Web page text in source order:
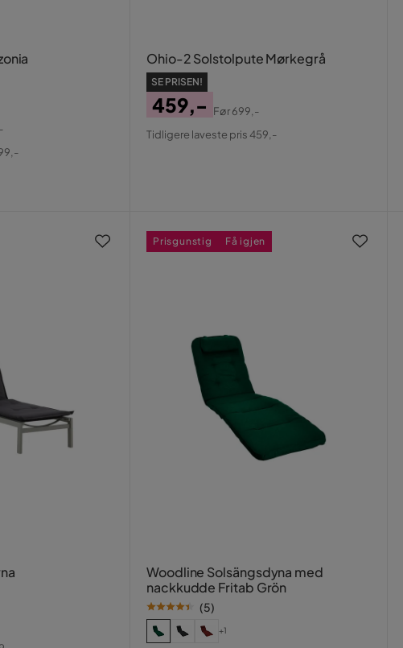
Ohio-2 Solstolpute Mørkegrå
SE PRISEN!
Pris
459,-
Original
Før699,-
Tidligere laveste pris 459,-
Woodline Solsängsdyna med
nackkudde Fritab Grön
(5)
+1
Prisgunstig Få igjen